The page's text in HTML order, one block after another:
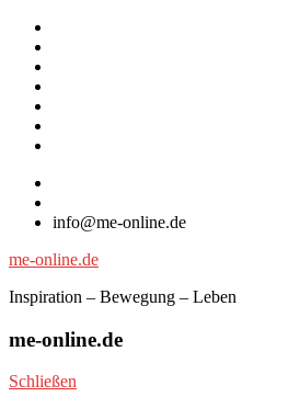
Zum
Inhalt
springen
info@me-online.de
me-online.de
Inspiration – Bewegung – Leben
me-online.de
Schließen